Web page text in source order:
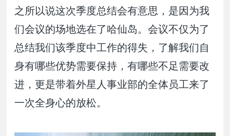
之所以说这次季度总结会有意思，是因为我
们会议的场地选在了哈仙岛。会议不仅为了
总结我们该季度中工作的得失，了解我们自
身有哪些优势需要保持，有哪些不足需要改
进，更是带着外星人事业部的全体员工来了
一次全身心的放松。